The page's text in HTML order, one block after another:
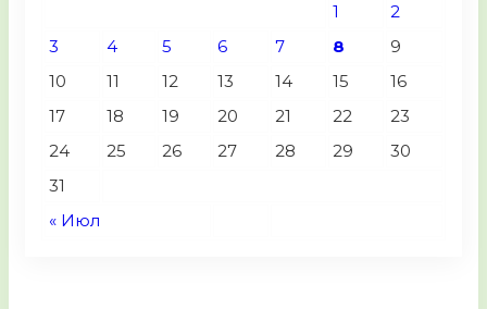
« Июл
1
2
3
4 5 6 7 8
9
10
11 12 13 14 15
16
17
18 19 20 21 22
23
24
25 26 27 28 29
30
31